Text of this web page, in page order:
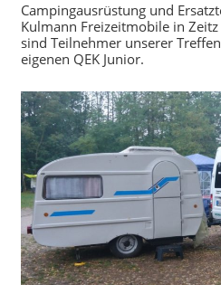
Campingausrüstung und
Kulmann Freizeitmobile in
sind Teilnehmer unserer
eigenen QEK Junior.